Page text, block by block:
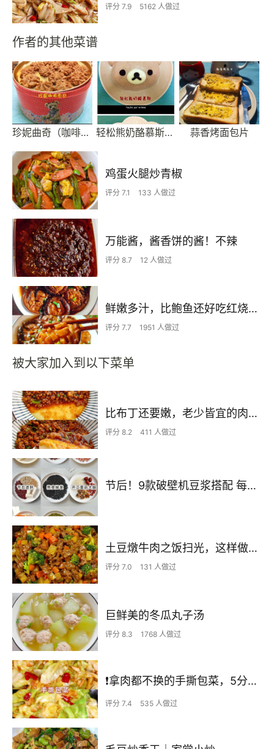
评分 7.9 5162 人做过
作者的其他菜谱
珍妮曲奇（咖啡味） 轻松熊奶酪慕斯蛋糕（头像+全身版） 蒜香烤面包片
鸡蛋火腿炒青椒
评分 7.1 133 人做过
万能酱，酱香饼的酱！不辣
评分 8.7 12 人做过
鲜嫩多汁，比鲍鱼还好吃红烧香菇
评分 7.7 1951 人做过
被大家加入到以下菜单
比布丁还要嫩，老少皆宜的肉沫蒸蛋
评分 8.2 411 人做过
节后！9款破壁机豆浆搭配 每天不重样喝出好状态！
土豆燉牛肉之饭扫光，这样做也太香了吧，还没出锅已是浓香四溢了
评分 7.0 131 人做过
巨鲜美的冬瓜丸子汤
评分 8.3 1768 人做过
❗拿肉都不换的手撕包菜，5分钟快手家常菜🔥
评分 7.4 535 人做过